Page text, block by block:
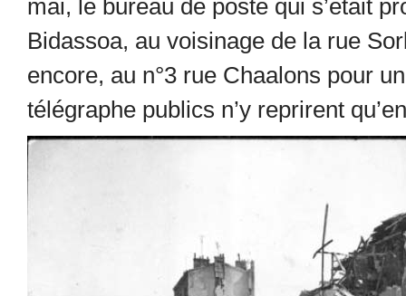
mai, le bureau de poste qui s’était
Bidassoa, au voisinage de la rue
encore, au n°3 rue Chaalons pour
télégraphe publics n’y reprirent